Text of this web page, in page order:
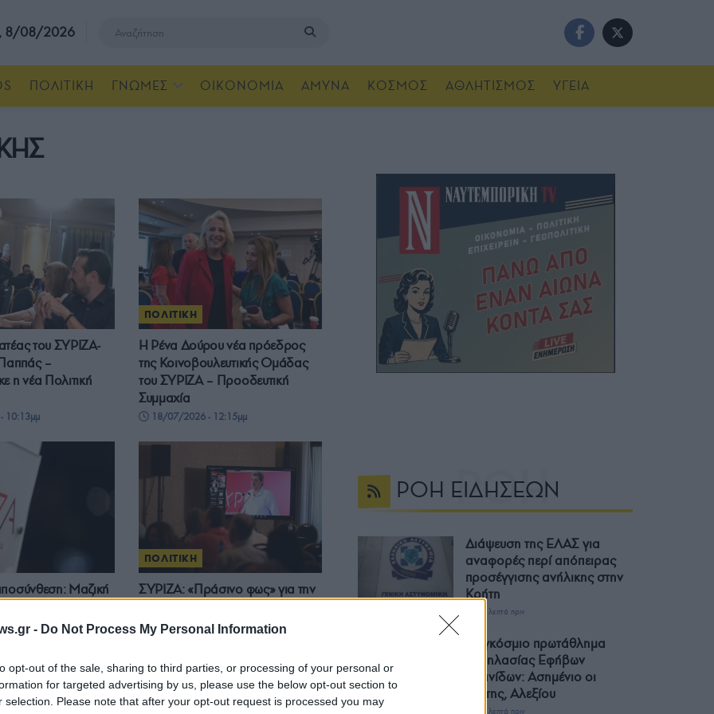
- Do Not Process My Personal Information
opt-out of the sale, sharing to third parties, or processing of your personal or
for targeted advertising by us, please use the below opt-out section to
selection. Please note that after your opt-out request is processed you may
8/08/2026
ΠΟΛΙΤΙΚΗ ΓΝΩΜΕΣ ΟΙΚΟΝΟΜΙΑ ΑΜΥΝΑ ΚΟΣΜΟΣ ΑΘΛΗΤΙΣΜΟΣ ΥΓΕΙΑ
του ΣΥΡΙΖΑ-
–
η νέα Πολιτική
10:13μμ
ΠΟΛΙΤΙΚΗ
Η Ρένα Δούρου νέα πρόεδρος
της Κοινοβουλευτικής Ομάδας
του ΣΥΡΙΖΑ – Προοδευτική
Συμμαχία
18/07/2026 - 12:15μμ
Μαζική
Επιτροπή
ΠΟΛΙΤΙΚΗ
ΣΥΡΙΖΑ: «Πράσινο φως» για την
Κοινοβουλευτική Ομάδα
ΡΟΗ ΕΙΔΗΣΕΩΝ
Διάψευση της ΕΛΑΣ για
αναφορές περί απόπειρας
προσέγγισης ανήλικης στην
Κρήτη
19 λεπτά πριν
Παγκόσμιο πρωτάθλημα
κωπηλασίας Εφήβων
Νεανίδων: Ασημένιο οι
Χιώτης, Αλεξίου
45 λεπτά πριν